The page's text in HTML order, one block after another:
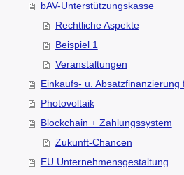
bAV-Unterstützungskasse
Rechtliche Aspekte
Beispiel 1
Veranstaltungen
Einkaufs- u. Absatzfinanzierung
Photovoltaik
Blockchain + Zahlungssystem
Zukunft-Chancen
EU Unternehmensgestaltung